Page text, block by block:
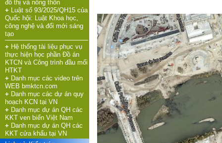
và sau đại học; nơi trao đổi
thông tin giữa các nhà quản
lý, nhà khoa học, nhà đầu tư
và cộng đồng xã hội.
Bộ môn Kiến trúc Công
nghệ, Khoa Kiến trúc - Quy
hoạch, Truờng Đại học Xây
dựng rất mong sự tham gia
của quý vị và các bạn.
không giỏi giang thì kinh tế
làm ra sẽ bị thấp, không đủ
sống. Vậy em phải làm sao
ạ.
Trả lời:
Thày đã nhận được thư.
Năng lực tự thân thời điểm
này là kết quả của năng lực
tự rèn luyện giai đoạn trước.
Như em nêu trong thư, năng
lực tự thân yếu, trước hết thể
hiện:
i) Kiến thức chuyên môn còn
nhiều khoảng trống và ngày
đô thị và nông thôn
+ Luật số 93/2025/QH15 của
Quốc hội: Luật Khoa học,
công nghệ và đổi mới sáng
tạo
+ Hệ thống tài liệu phục vụ
thực hiện học phần Đồ án
KTCN và Công trình đầu mối
HTKT
+ Danh mục các video trên
WEB bmktcn.com
+ Danh mục các dự án quy
hoạch KCN tại VN
+ Danh mục dự án QH các
KKT ven biển Việt Nam
+ Danh mục dự án QH các
KKT cửa khẩu tại VN